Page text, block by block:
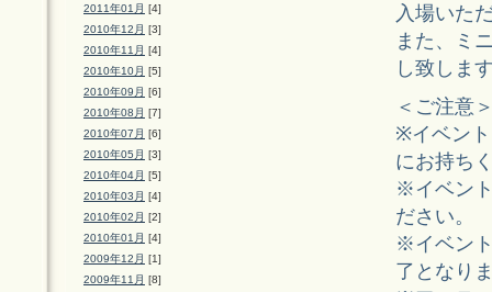
2011年01月 [4]
2010年12月 [3]
2010年11月 [4]
2010年10月 [5]
2010年09月 [6]
2010年08月 [7]
2010年07月 [6]
2010年05月 [3]
2010年04月 [5]
2010年03月 [4]
2010年02月 [2]
2010年01月 [4]
2009年12月 [1]
2009年11月 [8]
入場いた
また、ミ
し致しま
＜ご注意
※イベン
にお持ち
※イベン
ださい。
※イベン
了となり